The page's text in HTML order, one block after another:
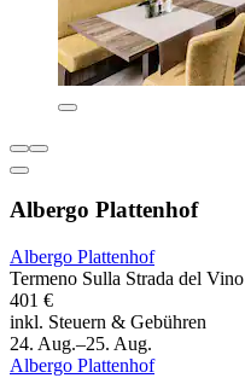
Albergo Plattenhof
Albergo Plattenhof
Termeno Sulla Strada del Vino
401 €
inkl. Steuern & Gebühren
24. Aug.–25. Aug.
Albergo Plattenhof